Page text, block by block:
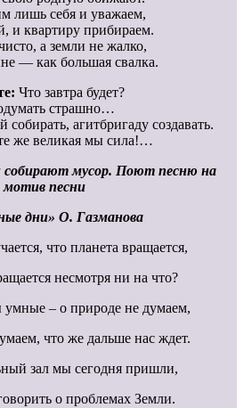
лишь себя и уважаем,
и квартиру прибираем.
а земли не жалко,
— как большая свалка.
Что завтра будет?
страшно…
агитбригаду создавать.
же великая мы сила!…
мусор. Поют песню на
мотив песни
дни» О. Газманова
что планета вращается,
несмотря ни на что?
– о природе не думаем,
что же дальше нас ждет.
зал мы сегодня пришли,
о проблемах Земли.